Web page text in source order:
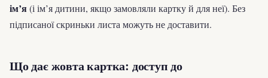
ім’я(і ім’я дитини, якщо замовляли картку й для неї). Без
підписаної скриньки листа можуть не доставити.
Що дає жовта картка: доступ до